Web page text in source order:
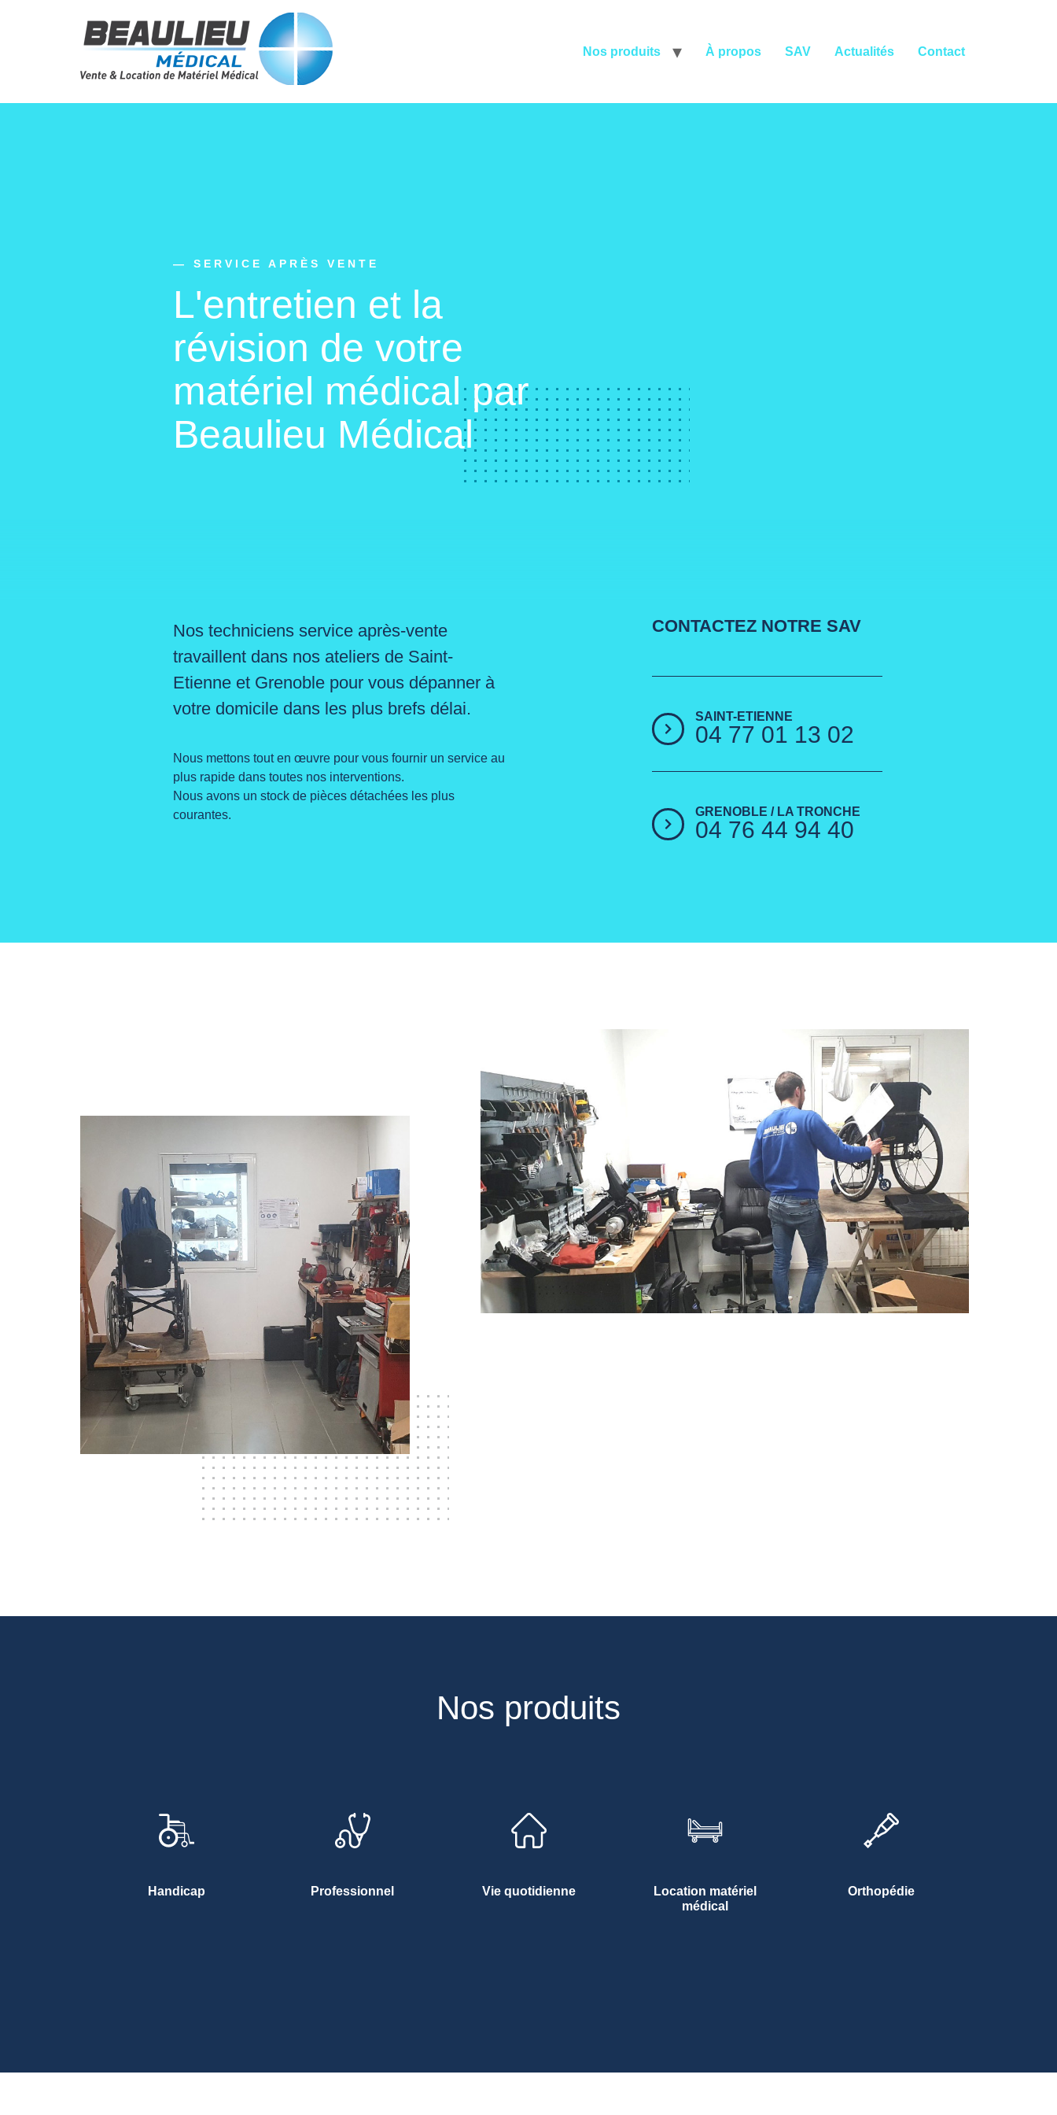
Nos produits À propos SAV Actualités Contact
— SERVICE APRÈS VENTE
L'entretien et la
révision de votre
matériel médical par
Beaulieu Médical
Nos techniciens service après-vente
travaillent dans nos ateliers de Saint-
Etienne et Grenoble pour vous dépanner à
votre domicile dans les plus brefs délai.
Nous mettons tout en œuvre pour vous fournir un service au
plus rapide dans toutes nos interventions.
Nous avons un stock de pièces détachées les plus
courantes.
CONTACTEZ NOTRE SAV
SAINT-ETIENNE
04 77 01 13 02
GRENOBLE / LA TRONCHE
04 76 44 94 40
Nos produits
Handicap Professionnel Vie quotidienne
Location matériel
médical
Orthopédie